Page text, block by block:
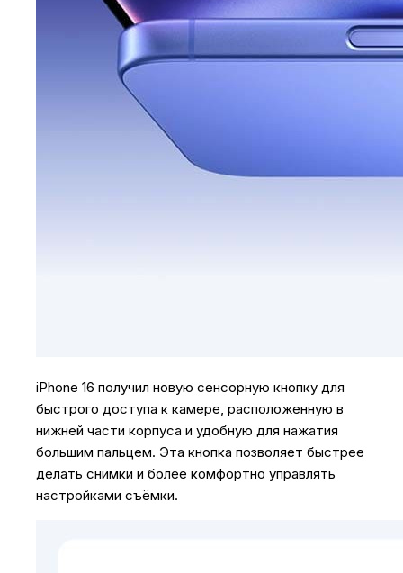
iPhone 16 получил новую сенсорную кнопку для
быстрого доступа к камере, расположенную в
нижней части корпуса и удобную для нажатия
большим пальцем. Эта кнопка позволяет быстрее
делать снимки и более комфортно управлять
настройками съёмки.